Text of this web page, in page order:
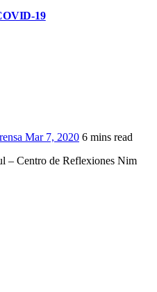
19
Mar 7, 2020 6 mins read